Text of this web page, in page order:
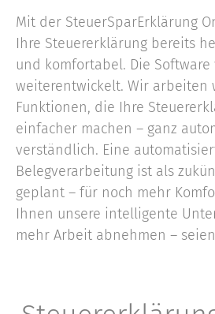
Mit der SteuerSparErklärung
Ihre Steuererklärung bereits
und komfortabel. Die
weiterentwickelt. Wir arbeiten
Funktionen, die Ihre
einfacher machen – ganz
verständlich. Eine
Belegverarbeitung ist als
geplant – für noch mehr
Ihnen unsere intelligente
mehr Arbeit abnehmen –